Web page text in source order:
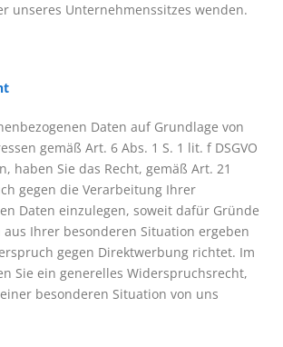
unseres Unternehmenssitzes wenden.
Daten auf Grundlage von
gemäß Art. 6 Abs. 1 S. 1 lit. f DSGVO
haben Sie das Recht, gemäß Art. 21
gegen die Verarbeitung Ihrer
Daten einzulegen, soweit dafür Gründe
Ihrer besonderen Situation ergeben
gegen Direktwerbung richtet. Im
Sie ein generelles Widerspruchsrecht,
besonderen Situation von uns